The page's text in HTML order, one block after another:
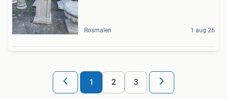
Rosmalen 1 aug 26
1 2 3